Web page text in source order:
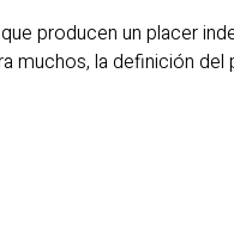
producen un placer
muchos, la definición del